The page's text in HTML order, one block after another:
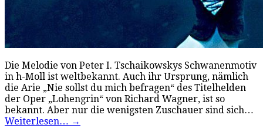
Die Melodie von Peter I. Tschaikowskys Schwanenmotiv
in h-Moll ist weltbekannt. Auch ihr Ursprung, nämlich
die Arie „Nie sollst du mich befragen“ des Titelhelden
der Oper „Lohengrin“ von Richard Wagner, ist so
bekannt. Aber nur die wenigsten Zuschauer sind sich…
Weiterlesen… →